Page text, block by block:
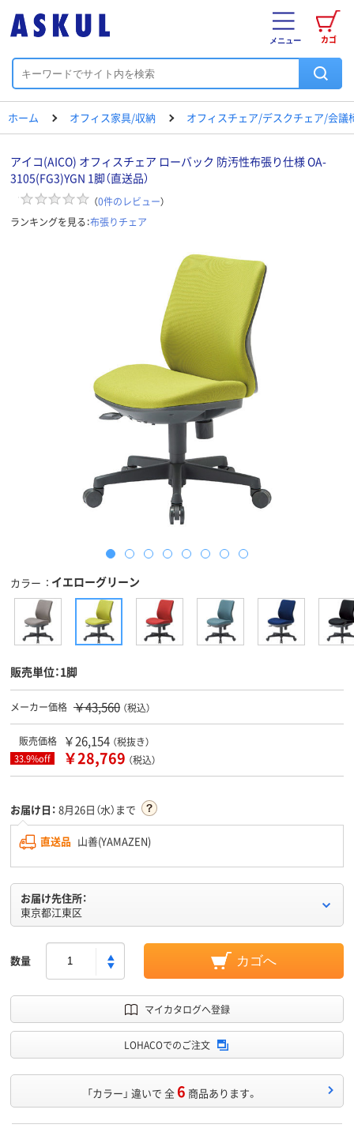
カゴ
メニュー
ホーム オフィス家具/収納 オフィスチェア/デスクチェア/会議
アイコ(AICO) オフィスチェア ローバック 防汚性布張り仕様 OA-
3105(FG3)YGN 1脚（直送品）
（0件のレビュー）
ランキングを見る：布張りチェア
カラー イエローグリーン
販売単位：1脚
メーカー価格 ￥43,560 （税込）
販売価格 ￥26,154 （税抜き）
33.9%off ￥28,769 （税込）
お届け日： 8月26日（水）まで
直送品 山善(YAMAZEN)
お届け先住所：
東京都江東区
数量 カゴへ
マイカタログへ登録
LOHACOでのご注文
「カラー」 違いで 全6 商品あります。